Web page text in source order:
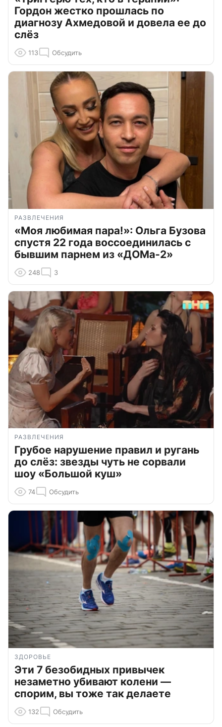
Гордон жестко прошлась по
диагнозу Ахмедовой и довела ее до
слёз
113 Обсудить
РАЗВЛЕЧЕНИЯ
«Моя любимая пара!»: Ольга Бузова
спустя 22 года воссоединилась с
бывшим парнем из «ДОМа-2»
248 3
РАЗВЛЕЧЕНИЯ
Грубое нарушение правил и ругань
до слёз: звезды чуть не сорвали
шоу «Большой куш»
74 Обсудить
ЗДОРОВЬЕ
Эти 7 безобидных привычек
незаметно убивают колени —
спорим, вы тоже так делаете
132 Обсудить